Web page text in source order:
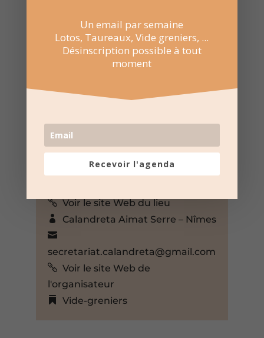
Calandreta Aimat Serre – Nîmes
2 rue André Girard, Nîmes,
Gard, 30000, France,
+ Google Map
Voir le site Web du lieu
Calandreta Aimat Serre – Nîmes
secretariat.calandreta@gmail.com
Voir le site Web de
l'organisateur
Vide-greniers
Un email par semaine
Lotos, Taureaux, Vide greniers, ...
Désinscription possible à tout
moment
Recevoir l'agenda